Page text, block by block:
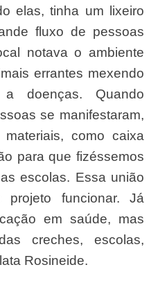
elas, tinha um lixeiro
fluxo de pessoas
notava o ambiente
errantes mexendo
doenças. Quando
se manifestaram,
como caixa
para que fizéssemos
escolas. Essa união
funcionar. Já
em saúde, mas
creches, escolas,
Rosineide.